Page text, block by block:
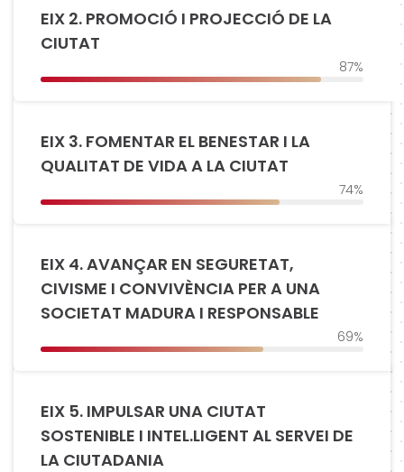
EIX 2. PROMOCIÓ I PROJECCIÓ DE LA
CIUTAT
87%
EIX 3. FOMENTAR EL BENESTAR I LA
QUALITAT DE VIDA A LA CIUTAT
74%
EIX 4. AVANÇAR EN SEGURETAT,
CIVISME I CONVIVÈNCIA PER A UNA
SOCIETAT MADURA I RESPONSABLE
69%
EIX 5. IMPULSAR UNA CIUTAT
SOSTENIBLE I INTEL.LIGENT AL SERVEI DE
LA CIUTADANIA